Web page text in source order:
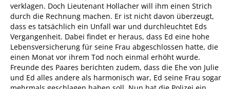
verklagen. Doch Lieutenant Hollacher will ihm einen Strich
durch die Rechnung machen. Er ist nicht davon überzeugt,
dass es tatsächlich ein Unfall war und durchleuchtet Eds
Vergangenheit. Dabei findet er heraus, dass Ed eine hohe
Lebensversicherung für seine Frau abgeschlossen hatte, die
einen Monat vor ihrem Tod noch einmal erhöht wurde.
Freunde des Paares berichten zudem, dass die Ehe von Julie
und Ed alles andere als harmonisch war, Ed seine Frau sogar